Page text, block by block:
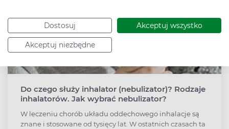
Dostosuj Akceptuj wszystko
Akceptuj niezbędne
Do czego służy inhalator (nebulizator)? Rodzaje
inhalatorów. Jak wybrać nebulizator?
W leczeniu chorób układu oddechowego inhalacje są
znane i stosowane od tysięcy lat. W ostatnich czasach ta